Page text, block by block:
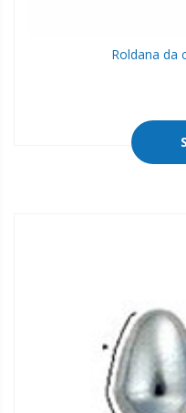
Roldana da